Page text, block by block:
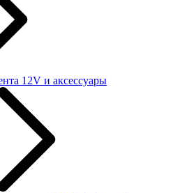
12V и аксессуары